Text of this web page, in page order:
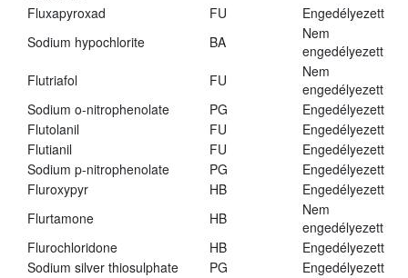
Fluxapyroxad
FU
Engedélyezett
Sodium hypochlorite
BA
Nem
engedélyezett
Flutriafol
FU
Nem
engedélyezett
Sodium o-nitrophenolate
PG
Engedélyezett
Flutolanil
FU
Engedélyezett
Flutianil
FU
Engedélyezett
Sodium p-nitrophenolate
PG
Engedélyezett
Fluroxypyr
HB
Engedélyezett
Flurtamone
HB
Nem
engedélyezett
Flurochloridone
HB
Engedélyezett
Sodium silver thiosulphate
PG
Engedélyezett